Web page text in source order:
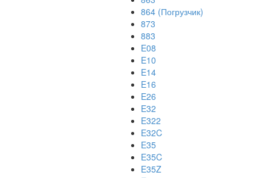
864 (Погрузчик)
873
883
E08
E10
E14
E16
E26
E32
E322
E32C
E35
E35C
E35Z